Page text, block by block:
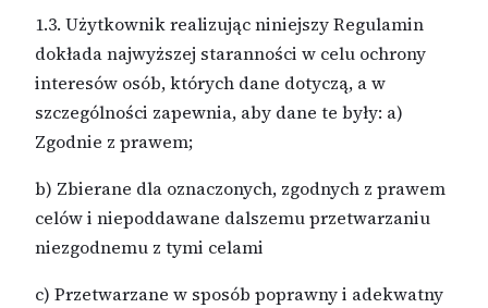
1.3. Użytkownik realizując niniejszy Regulamin
dokłada najwyższej staranności w celu ochrony
interesów osób, których dane dotyczą, a w
szczególności zapewnia, aby dane te były: a)
Zgodnie z prawem;
b) Zbierane dla oznaczonych, zgodnych z prawem
celów i niepoddawane dalszemu przetwarzaniu
niezgodnemu z tymi celami
c) Przetwarzane w sposób poprawny i adekwatny